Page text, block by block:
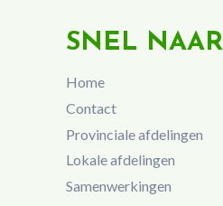
SNEL NAAR
Home
Contact
Provinciale afdelingen
Lokale afdelingen
Samenwerkingen